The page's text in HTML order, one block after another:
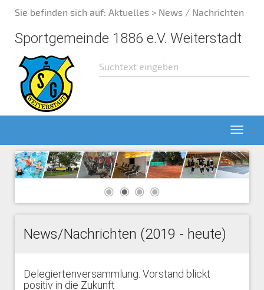
Sie befinden sich auf: Aktuelles > News / Nachrichten
Sportgemeinde 1886 e.V. Weiterstadt
News/Nachrichten (2019 - heute)
Delegiertenversammlung: Vorstand blickt
positiv in die Zukunft